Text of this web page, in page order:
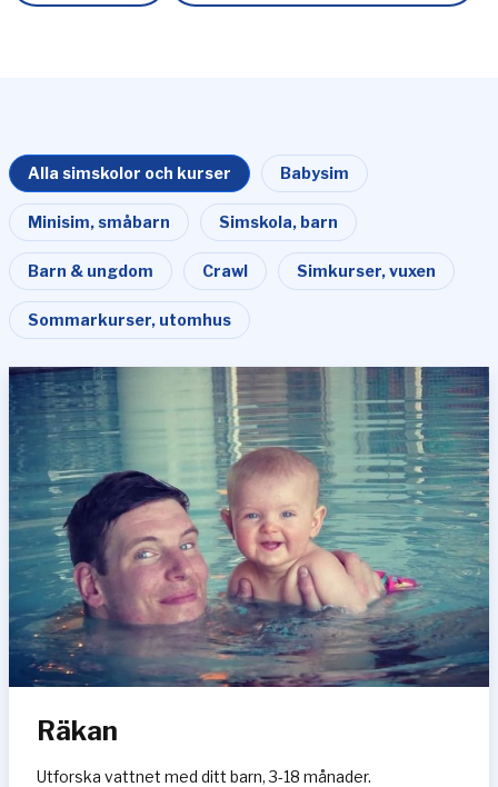
Alla simskolor och kurser Babysim
Minisim, småbarn Simskola, barn
Barn & ungdom Crawl Simkurser, vuxen
Sommarkurser, utomhus
Räkan
Utforska vattnet med ditt barn, 3-18 månader.